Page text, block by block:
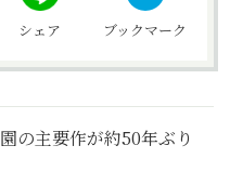
シェア ブックマーク
の主要作が約50年ぶり